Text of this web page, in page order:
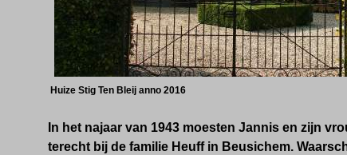
Huize Stig Ten Bleij anno 2016
In het najaar van 1943 moesten Jannis en zijn
terecht bij de familie Heuff in Beusichem.